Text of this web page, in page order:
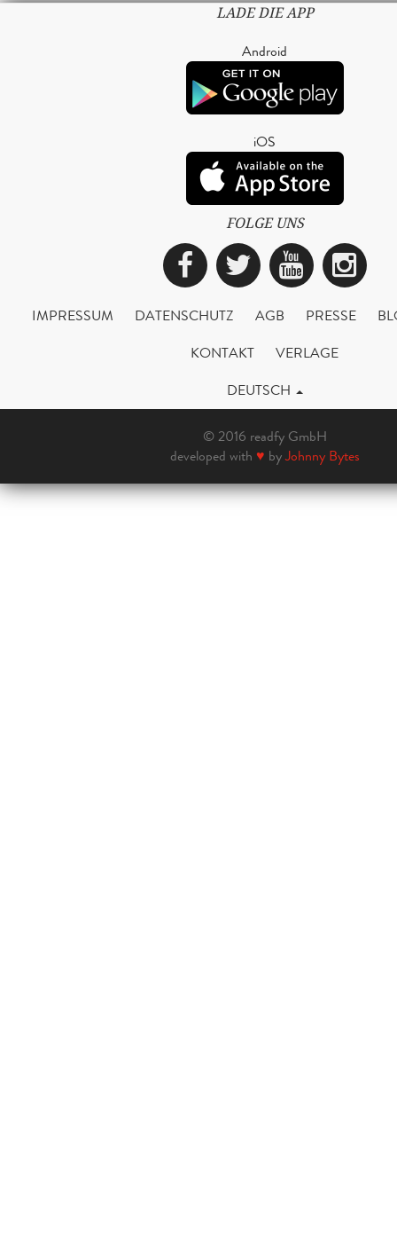
LADE DIE APP
Android
iOS
FOLGE UNS
Facebook
Twitter
IMPRESSUM DATENSCHUTZ AGB PRESSE
KONTAKT
VERLAGE
DEUTSCH
© 2016 readfy GmbH
developed with ♥ byJohnny Bytes